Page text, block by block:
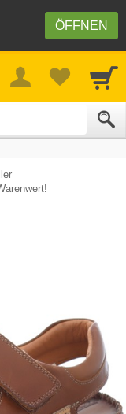
ÖFFNEN